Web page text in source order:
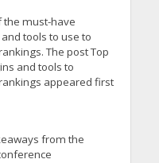
the must-have
tools to use to
The post Top
and tools to
appeared first
from the